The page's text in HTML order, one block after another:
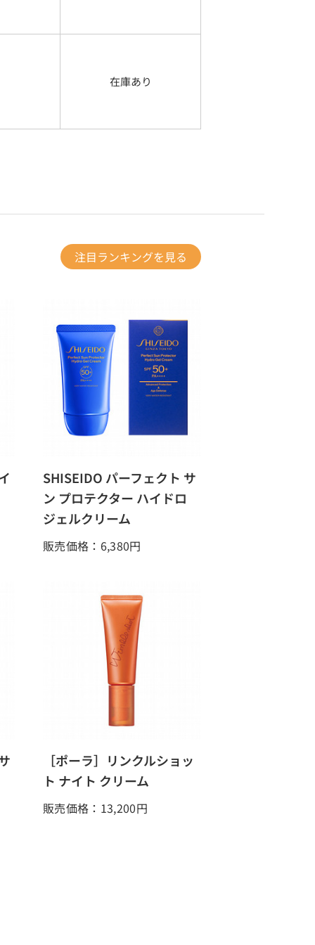
在庫あり
注目ランキングを見る
SHISEIDO パーフェクト サ
ン プロテクター ハイドロ
ジェルクリーム
販売価格：6,380円
［ポーラ］リンクルショッ
ト ナイト クリーム
販売価格：13,200円